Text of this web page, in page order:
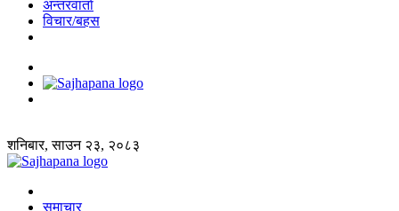
अन्तरवार्ता
विचार/बहस
शनिबार, साउन २३, २०८३
समाचार